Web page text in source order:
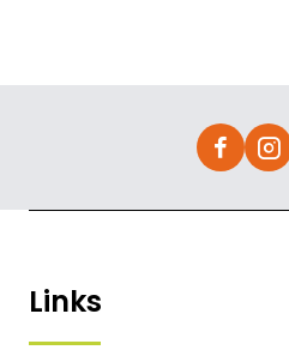
Links